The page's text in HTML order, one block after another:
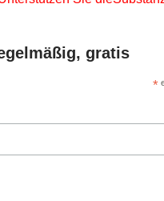
gratis
*